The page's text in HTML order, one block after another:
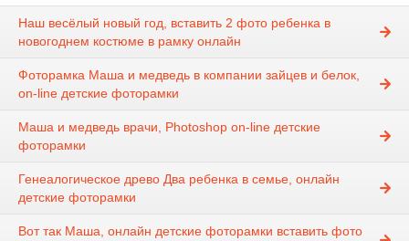
Наш весёлый новый год, вставить 2 фото ребенка в
новогоднем костюме в рамку онлайн
Фоторамка Маша и медведь в компании зайцев и белок,
on-line детские фоторамки
Маша и медведь врачи, Photoshop on-line детские
фоторамки
Генеалогическое древо Два ребенка в семье, онлайн
детские фоторамки
Вот так Маша, онлайн детские фоторамки вставить фото